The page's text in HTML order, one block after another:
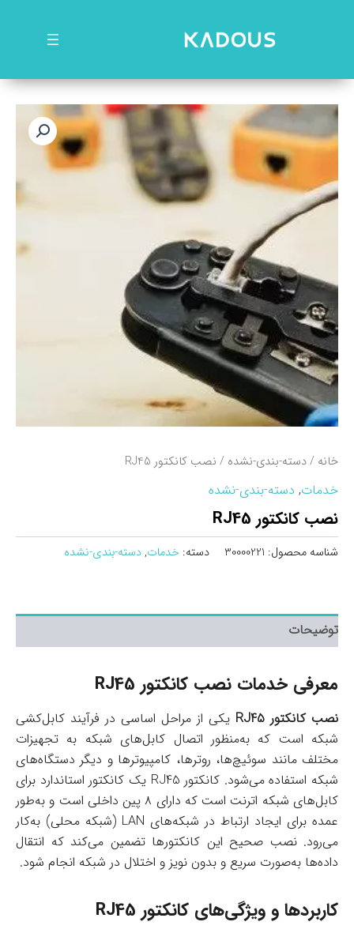
خانه /دسته-بندی-نشده / نصب کانکتور RJ45
خدمات, دسته-بندی-نشده
نصب کانکتور RJ45
شناسه محصول: 30000221 دسته: خدمات,دسته-بندی-نشده
توضیحات
معرفی خدمات نصب کانکتور RJ45
نصب کانکتور RJ45
یکی از مراحل اساسی در فرآیند کابل‌کشی
شبکه است که به‌منظور اتصال کابل‌های شبکه به تجهیزات
مختلف مانند سوئیچ‌ها، روترها، کامپیوترها و دیگر دستگاه‌های
شبکه استفاده می‌شود. کانکتور RJ45 یک کانکتور استاندارد برای
کابل‌های شبکه اترنت است که دارای ۸ پین داخلی است و به‌طور
عمده برای ایجاد ارتباط در شبکه‌های LAN (شبکه محلی) به‌کار
می‌رود. نصب صحیح این کانکتورها تضمین می‌کند که انتقال
داده‌ها به‌صورت سریع و بدون نویز و اختلال در شبکه انجام شود.
کاربردها و ویژگی‌های کانکتور RJ45